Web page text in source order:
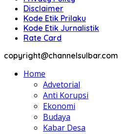
Disclaimer
Kode Etik Prilaku
Kode Etik Jurnalistik
Rate Card
copyright@channelsulbar.com
Home
Advetorial
Anti Korupsi
Ekonomi
Budaya
Kabar Desa